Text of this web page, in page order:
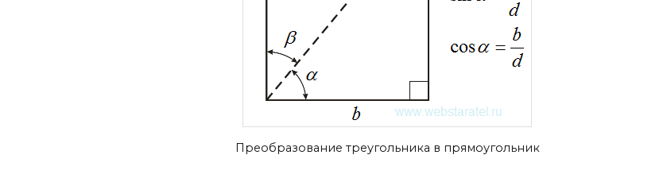
Преобразование треугольника в прямоугольник